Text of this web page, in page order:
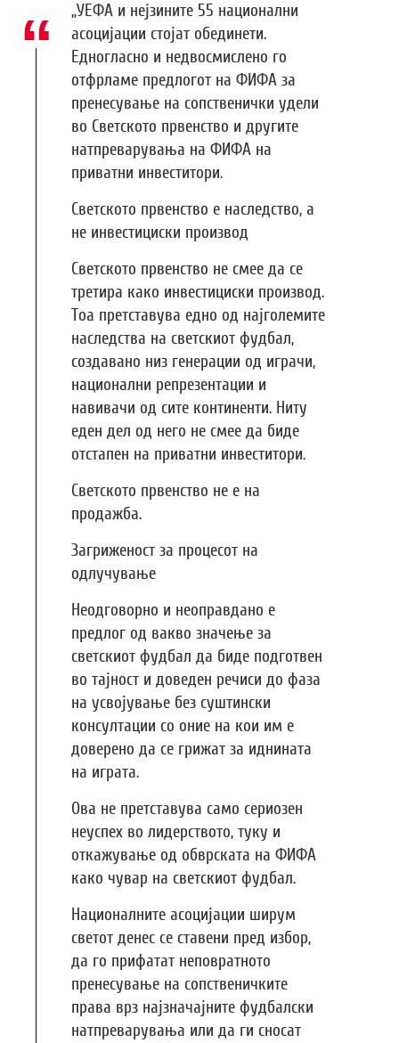
„УЕФА и нејзините 55 национални
асоцијации стојат обединети.
Едногласно и недвосмислено го
отфрламе предлогот на ФИФА за
пренесување на сопственички удели
во Светското првенство и другите
натпреварувања на ФИФА на
приватни инвеститори.
Светското првенство е наследство, а
не инвестициски производ
Светското првенство не смее да се
третира како инвестициски производ.
Тоа претставува едно од најголемите
наследства на светскиот фудбал,
создавано низ генерации од играчи,
национални репрезентации и
навивачи од сите континенти. Ниту
еден дел од него не смее да биде
отстапен на приватни инвеститори.
Светското првенство не е на
продажба.
Загриженост за процесот на
одлучување
Неодговорно и неоправдано е
предлог од вакво значење за
светскиот фудбал да биде подготвен
во тајност и доведен речиси до фаза
на усвојување без суштински
консултации со оние на кои им е
доверено да се грижат за иднината
на играта.
Ова не претставува само сериозен
неуспех во лидерството, туку и
откажување од обврската на ФИФА
како чувар на светскиот фудбал.
Националните асоцијации ширум
светот денес се ставени пред избор,
да го прифатат неповратното
пренесување на сопственичките
права врз најзначајните фудбалски
натпреварувања или да ги сносат